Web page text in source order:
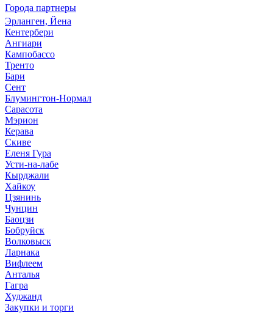
Города партнеры
Эрланген, Йена
Кентербери
Ангиари
Кампобассо
Тренто
Бари
Сент
Блумингтон-Нормал
Сарасота
Мэрион
Керава
Скиве
Еленя Гура
Усти-на-лабе
Кырджали
Хайкоу
Цзянинь
Чунцин
Баоцзи
Бобруйск
Волковыск
Ларнака
Вифлеем
Анталья
Гагра
Худжанд
Закупки и торги